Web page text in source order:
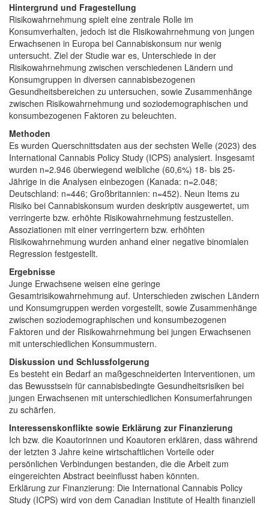
Hintergrund und Fragestellung
Risikowahrnehmung spielt eine zentrale Rolle im
Konsumverhalten, jedoch ist die Risikowahrnehmung von jungen
Erwachsenen in Europa bei Cannabiskonsum nur wenig
untersucht. Ziel der Studie war es, Unterschiede in der
Risikowahrnehmung zwischen verschiedenen Ländern und
Konsumgruppen in diversen cannabisbezogenen
Gesundheitsbereichen zu untersuchen, sowie Zusammenhänge
zwischen Risikowahrnehmung und soziodemographischen und
konsumbezogenen Faktoren zu beleuchten.
Methoden
Es wurden Querschnittsdaten aus der sechsten Welle (2023) des
International Cannabis Policy Study (ICPS) analysiert. Insgesamt
wurden n=2.946 überwiegend weibliche (60,6%) 18- bis 25-
Jährige in die Analysen einbezogen (Kanada: n=2.048;
Deutschland: n=446; Großbritannien: n=452). Neun Items zu
Risiko bei Cannabiskonsum wurden deskriptiv ausgewertet, um
verringerte bzw. erhöhte Risikowahrnehmung festzustellen.
Assoziationen mit einer verringertern bzw. erhöhten
Risikowahrnehmung wurden anhand einer negative binomialen
Regression festgestellt.
Ergebnisse
Junge Erwachsene weisen eine geringe
Gesamtrisikowahrnehmung auf. Unterschieden zwischen Ländern
und Konsumgruppen werden vorgestellt, sowie Zusammenhänge
zwischen soziodemographischen und konsumbezogenen
Faktoren und der Risikowahrnehmung bei jungen Erwachsenen
mit unterschiedlichen Konsummustern.
Diskussion und Schlussfolgerung
Es besteht ein Bedarf an maßgeschneiderten Interventionen, um
das Bewusstsein für cannabisbedingte Gesundheitsrisiken bei
jungen Erwachsenen mit unterschiedlichen Konsumerfahrungen
zu schärfen.
Interessenskonflikte sowie Erklärung zur Finanzierung
Ich bzw. die Koautorinnen und Koautoren erklären, dass während
der letzten 3 Jahre keine wirtschaftlichen Vorteile oder
persönlichen Verbindungen bestanden, die die Arbeit zum
eingereichten Abstract beeinflusst haben könnten.
Erklärung zur Finanzierung: Die International Cannabis Policy
Study (ICPS) wird von dem Canadian Institute of Health finanziell